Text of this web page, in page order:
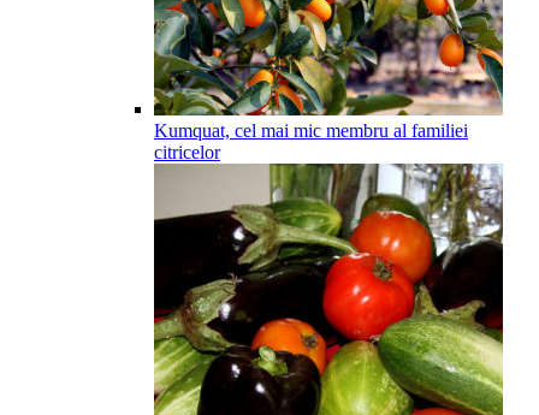
Kumquat, cel mai mic membru al familiei
citricelor